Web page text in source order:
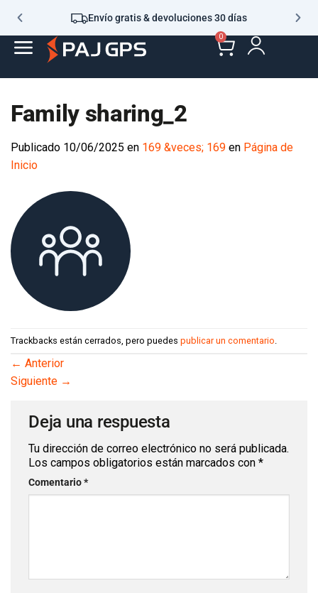
Envío gratis & devoluciones 30 días
0
Family sharing_2
Publicado 10/06/2025 en 169 &veces; 169 en Página de
Inicio
Trackbacks están cerrados, pero puedes publicar un comentario
← Anterior
Siguiente →
Deja una respuesta
Tu dirección de correo electrónico no será publicada.
Los campos obligatorios están marcados con *
Comentario*